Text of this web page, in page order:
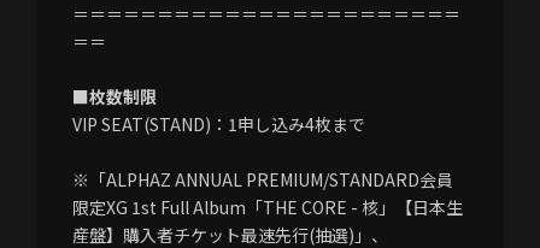
＝＝＝＝＝＝＝＝＝＝＝＝＝＝＝＝＝＝＝＝＝＝＝
＝＝
■枚数制限
VIP SEAT(STAND)：1申し込み4枚まで
※「ALPHAZ ANNUAL PREMIUM/STANDARD会員
限定XG 1st Full Album「THE CORE - 核」【日本生
産盤】購入者チケット最速先行(抽選)」、